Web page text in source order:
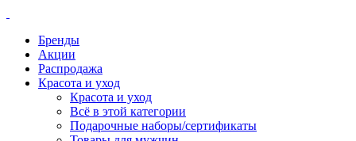
Бренды
Акции
Распродажа
Красота и уход
Красота и уход
Всё в этой категории
Подарочные наборы/сертификаты